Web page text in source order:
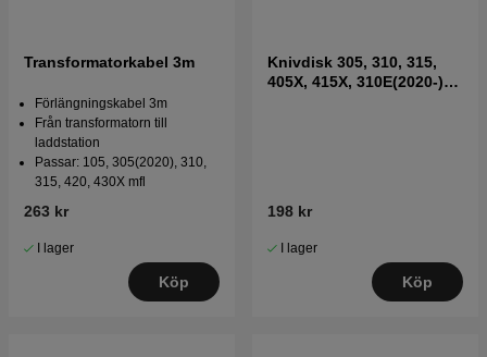
Transformatorkabel 3m
Förlängningskabel 3m
Från transformatorn till
laddstation
Passar: 105, 305(2020), 310,
315, 420, 430X mfl
263 kr
I lager
Köp
Knivdisk 305, 310, 315,
405X, 415X, 310E(2020-)
198 kr
I lager
Köp